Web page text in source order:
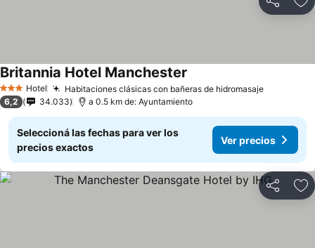
Compartir
3 Estrellas
Hotel Habitaciones clásicas con bañeras de hidromasaje
Britannia Hotel Manchester
6,2 34.033 a 0.5 km de: Ayuntamiento
Seleccioná las fechas para ver los
precios exactos
Ver precios
Compartir